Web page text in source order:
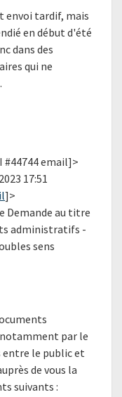
envoi tardif, mais
en début d'été
dans des
qui ne
#44744 email]>
17:51
]>
Demande au titre
administratifs -
sens
par le
entre le public et
de vous la
suivants :